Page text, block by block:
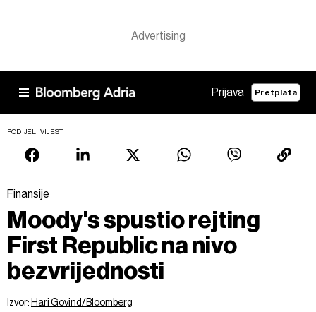
Prijava Pretplata
PODIJELI VIJEST
Finansije
Moody's spustio rejting
First Republic na nivo
bezvrijednosti
Izvor: Hari Govind/Bloomberg